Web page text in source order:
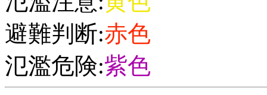
避難判断:赤色
氾濫危険:紫色